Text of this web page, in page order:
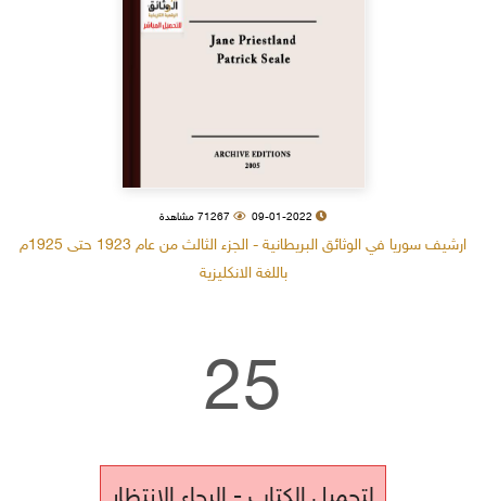
09-01-2022 71267 مشاهدة
ارشيف سوريا في الوثائق البريطانية - الجزء الثالث من عام 1923 حتى 1925م
باللغة الانكليزية
25